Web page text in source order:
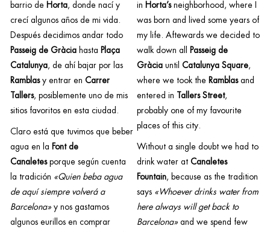
barrio de Horta, donde nací y
crecí algunos años de mi vida.
Después decidimos andar todo
Passeig de Gràciahasta Plaça
Catalunya, de ahí bajar por las
Ramblasy entrar en Carrer
Tallers, posiblemente uno de mis
sitios favoritos en esta ciudad.
Claro está que tuvimos que beber
agua en la Font de
Canaletesporque según cuenta
la tradición «Quien beba agua
de aquí siempre volverá a
Barcelona»y nos gastamos
algunos eurillos en comprar
in Horta’sneighborhood, where I
was born and lived some years of
my life. Aftewards we decided to
walk down all
Passeig de
GràciauntilCatalunya Square,
where we took the Ramblasand
entered in
Tallers Street,
probably one of my favourite
places of this city.
Without a single doubt we had to
drink water atCanaletes
Fountain, because as the tradition
says «Whoever drinks water from
here always will get back to
Barcelona»and we spend few